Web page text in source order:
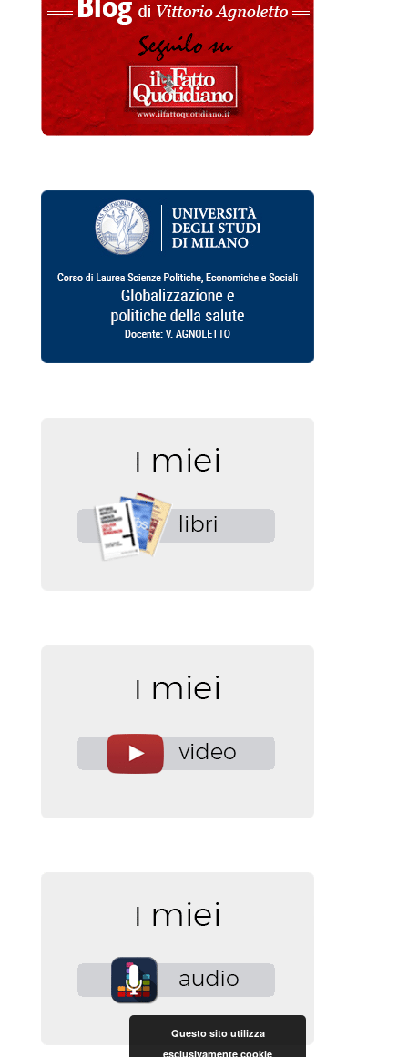
Questo sito utilizza
esclusivamente cookie